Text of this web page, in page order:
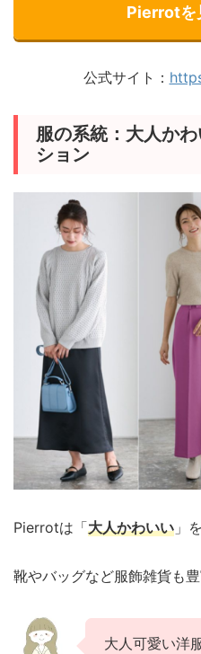
Pierrotを
公式サイト：
服の系統：大人か
ション
Pierrotは「大人かわいい 」
靴やバッグなど服飾雑貨も
大人可愛い洋